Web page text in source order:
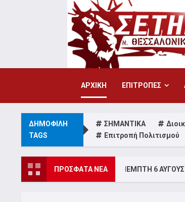
ΑΡΧΙΚΗ ΕΠΙΤΡΟΠΕΣ
ΔΗΜΟΦΙΛΗ
TAGS
ΣΗΜΑΝΤΙΚΑ
Επιτροπή Πολιτισμού
ΠΡΟΣΦΑΤΑ ΝΕΑ
ΣΥΓΚΕΝΤΡΩΣΗ ΠΕΜΠΤΗ 6 ΑΥΓΟΥΣΤΟΥ 20:00,